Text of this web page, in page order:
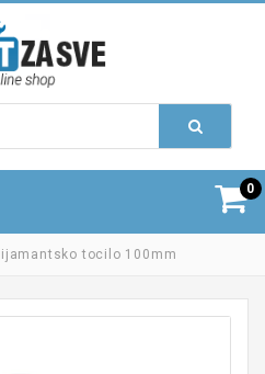
0
tocilo 100mm